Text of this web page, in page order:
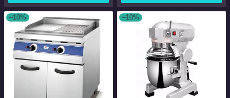
–10% –10%